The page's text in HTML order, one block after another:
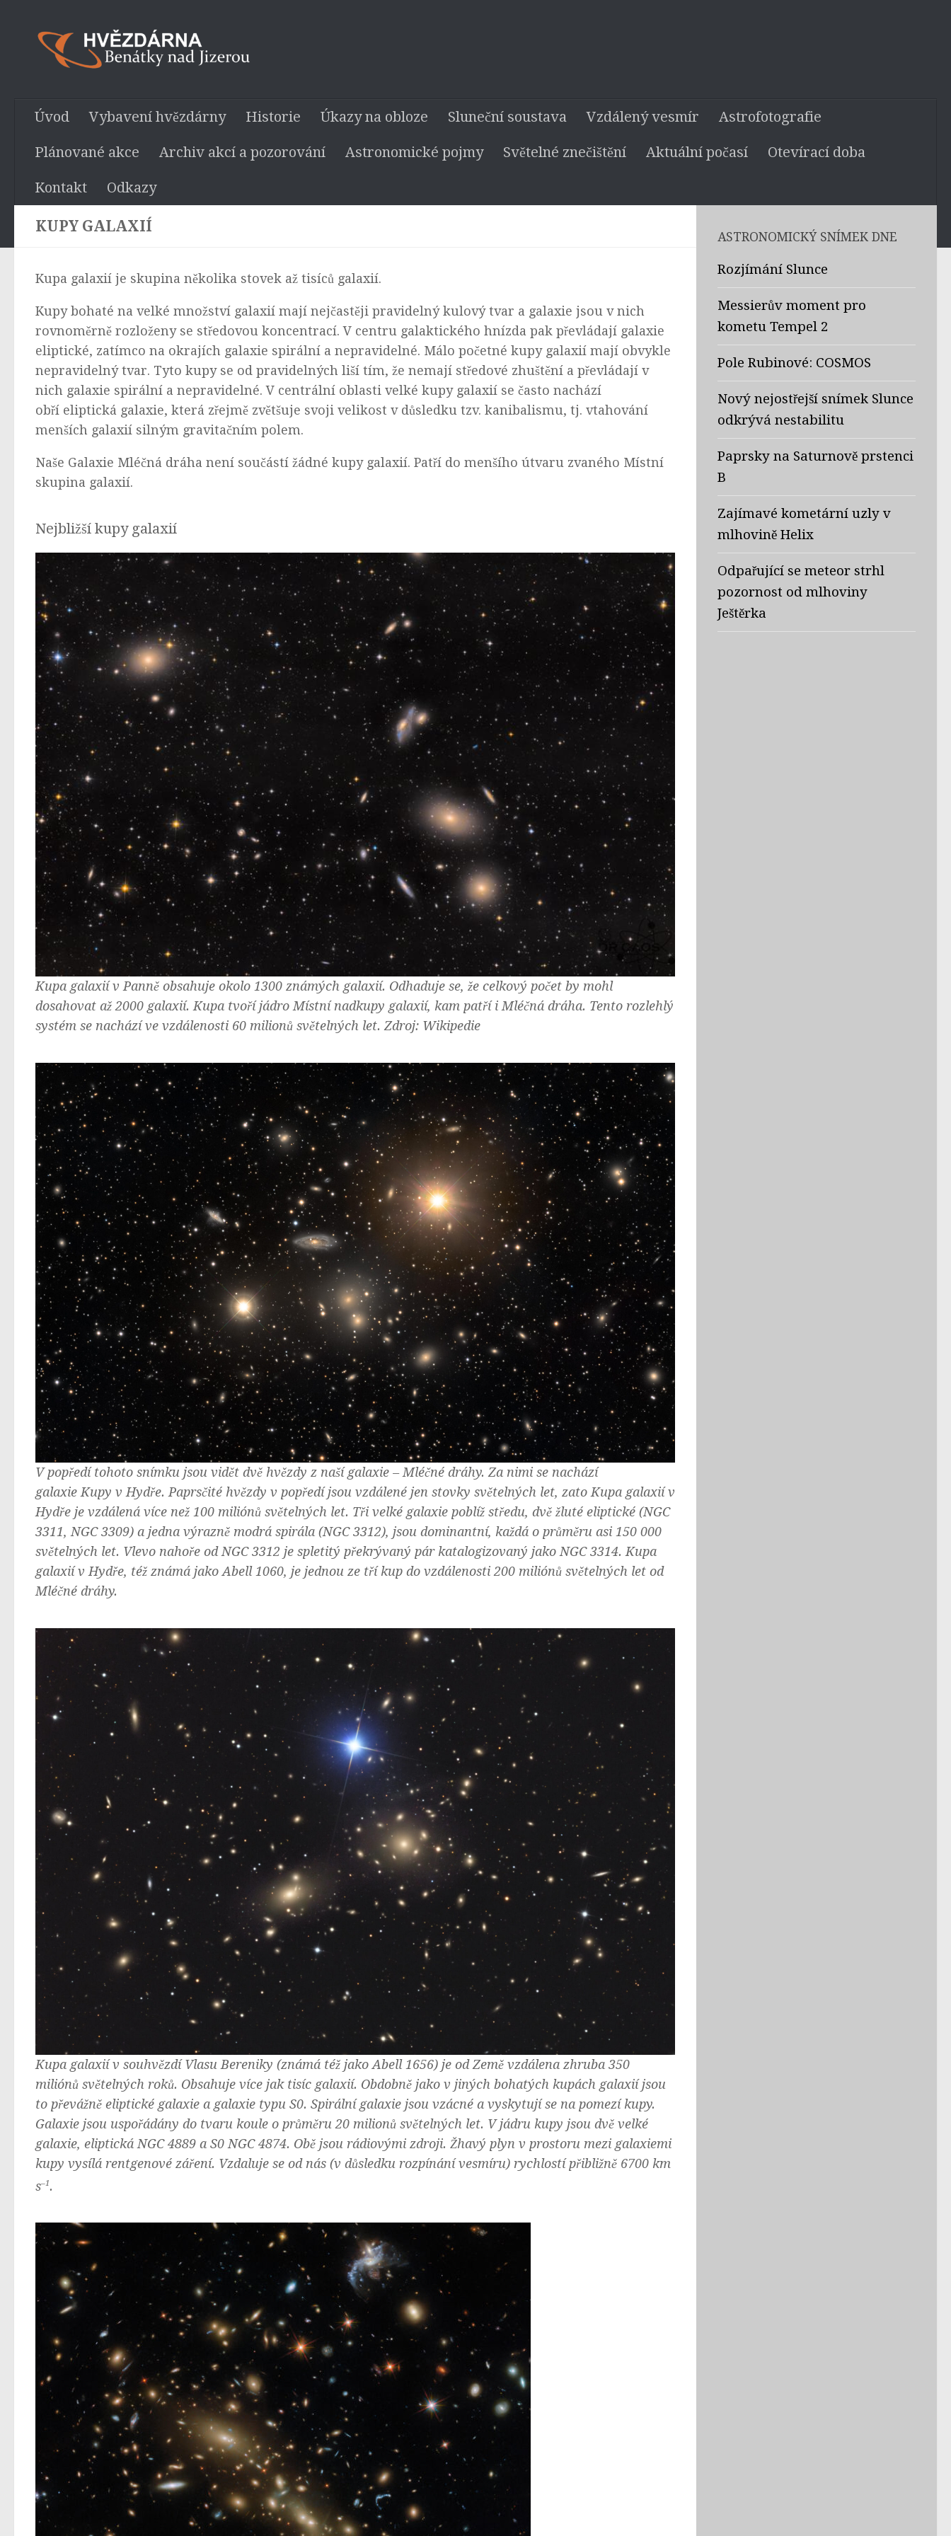
Úvod Vybavení hvězdárny Historie Úkazy na obloze Sluneční soustava Vzdálený vesmír Astrofotografie
Plánované akce Archiv akcí a pozorování Astronomické pojmy Světelné znečištění Aktuální počasí Otevírací doba
Kontakt Odkazy
KUPY GALAXIÍ
Kupa galaxií je skupina několika stovek až tisíců galaxií.
Kupy bohaté na velké množství galaxií mají nejčastěji pravidelný kulový tvar a galaxie jsou v nich
rovnoměrně rozloženy se středovou koncentrací. V centru galaktického hnízda pak převládají galaxie
eliptické, zatímco na okrajích galaxie spirální a nepravidelné. Málo početné kupy galaxií mají obvykle
nepravidelný tvar. Tyto kupy se od pravidelných liší tím, že nemají středové zhuštění a převládají v
nich galaxie spirální a nepravidelné. V centrální oblasti velké kupy galaxií se často nachází
obří eliptická galaxie, která zřejmě zvětšuje svoji velikost v důsledku tzv. kanibalismu, tj. vtahování
menších galaxií silným gravitačním polem.
Naše Galaxie Mléčná dráha není součástí žádné kupy galaxií. Patří do menšího útvaru zvaného Místní
skupina galaxií.
Nejbližší kupy galaxií
Kupa galaxií v Panně obsahuje okolo 1300 známých galaxií. Odhaduje se, že celkový počet by mohl
dosahovat až 2000 galaxií. Kupa tvoří jádro Místní nadkupy galaxií, kam patří i Mléčná dráha. Tento rozlehlý
systém se nachází ve vzdálenosti 60 milionů světelných let. Zdroj: Wikipedie
V popředí tohoto snímku jsou vidět dvě hvězdy z naší galaxie – Mléčné dráhy. Za nimi se nachází
galaxie Kupy v Hydře. Paprsčité hvězdy v popředí jsou vzdálené jen stovky světelných let, zato Kupa galaxií v
Hydře je vzdálená více než 100 miliónů světelných let. Tři velké galaxie poblíž středu, dvě žluté eliptické (NGC
3311, NGC 3309) a jedna výrazně modrá spirála (NGC 3312), jsou dominantní, každá o průměru asi 150 000
světelných let. Vlevo nahoře od NGC 3312 je spletitý překrývaný pár katalogizovaný jako NGC 3314. Kupa
galaxií v Hydře, též známá jako Abell 1060, je jednou ze tří kup do vzdálenosti 200 miliónů světelných let od
Mléčné dráhy.
Kupa galaxií v souhvězdí Vlasu Bereniky (známá též jako Abell 1656) je od Země vzdálena zhruba 350
miliónů světelných roků. Obsahuje více jak tisíc galaxií. Obdobně jako v jiných bohatých kupách galaxií jsou
to převážně eliptické galaxie a galaxie typu S0. Spirální galaxie jsou vzácné a vyskytují se na pomezí kupy.
Galaxie jsou uspořádány do tvaru koule o průměru 20 milionů světelných let. V jádru kupy jsou dvě velké
galaxie, eliptická NGC 4889 a S0 NGC 4874. Obě jsou rádiovými zdroji. Žhavý plyn v prostoru mezi galaxiemi
kupy vysílá rentgenové záření. Vzdaluje se od nás (v důsledku rozpínání vesmíru) rychlostí přibližně 6700 km
s–1.
ASTRONOMICKÝ SNÍMEK DNE
Rozjímání Slunce
Messierův moment pro
kometu Tempel 2
Pole Rubinové: COSMOS
Nový nejostřejší snímek Slunce
odkrývá nestabilitu
Paprsky na Saturnově prstenci
B
Zajímavé kometární uzly v
mlhovině Helix
Odpařující se meteor strhl
pozornost od mlhoviny
Ještěrka